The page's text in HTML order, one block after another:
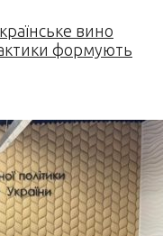
вино
формують